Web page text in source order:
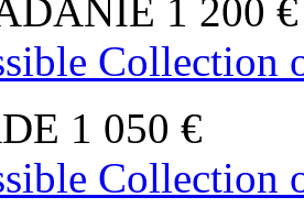
1 200 €
Collection
1 050 €
Collection